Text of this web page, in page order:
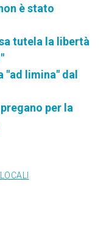
è stato
tutela la libertà
"ad limina" dal
per la